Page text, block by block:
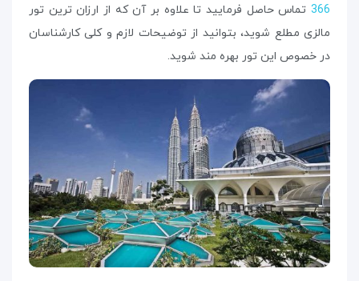
366 تماس حاصل فرمایید تا علاوه بر آن که از ارزان ترین تور
مالزی مطلع شوید، بتوانید از توضیحات لازم و کلی کارشناسان
در خصوص این تور بهره مند شوید.